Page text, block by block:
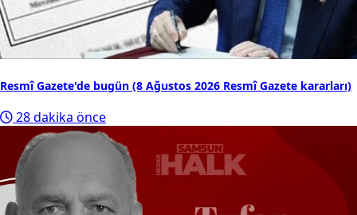
Resmî Gazete'de bugün (8 Ağustos 2026 Resmî Gazete kararları)
28 dakika önce